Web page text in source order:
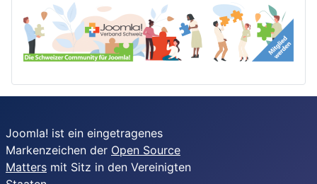
Joomla! ist ein eingetragenes
Markenzeichen der Open Source
Matters mit Sitz in den Vereinigten